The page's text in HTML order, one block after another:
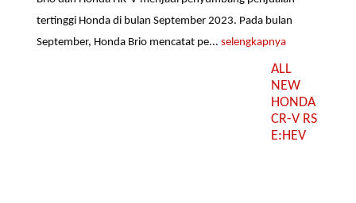
tertinggi Honda di bulan September 2023. Pada bulan
September, Honda Brio mencatat pe...selengkapnya
ALL
NEW
HONDA
CR-V RS
E:HEV